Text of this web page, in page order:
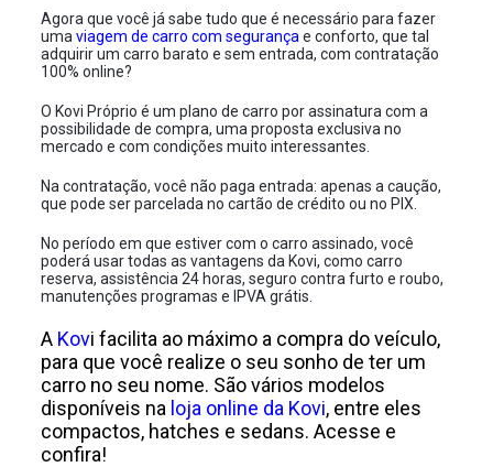
Agora que você já sabe tudo que é necessário para fazer
umaviagem de carro com segurança e conforto, que tal
adquirir um carro barato e sem entrada, com contratação
100% online?
O Kovi Próprio é um plano de carro por assinatura com a
possibilidade de compra, uma proposta exclusiva no
mercado e com condições muito interessantes.
Na contratação, você não paga entrada: apenas a caução,
que pode ser parcelada no cartão de crédito ou no PIX.
No período em que estiver com o carro assinado, você
poderá usar todas as vantagens da Kovi, como carro
reserva, assistência 24 horas, seguro contra furto e roubo,
manutenções programas e IPVA grátis.
A Kovi facilita ao máximo a compra do veículo,
para que você realize o seu sonho de ter um
carro no seu nome. São vários modelos
disponíveis na loja online da Kovi, entre eles
compactos, hatches e sedans. Acesse e
confira!